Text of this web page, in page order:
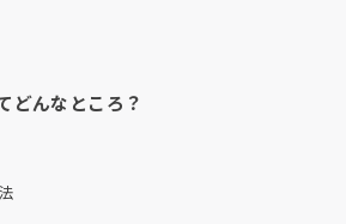
どんなところ？